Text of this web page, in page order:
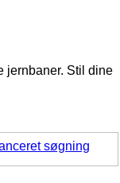
jernbaner. Stil dine
søgning